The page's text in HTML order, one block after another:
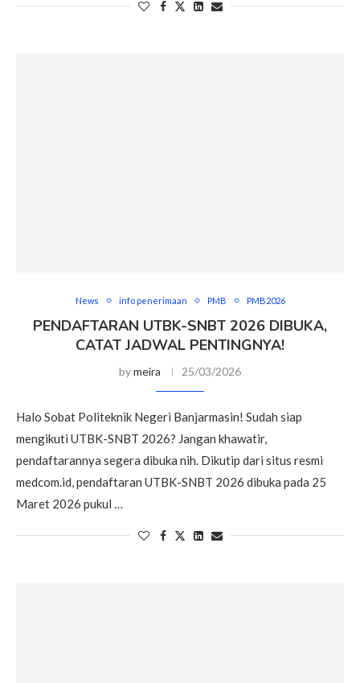
News info penerimaan PMB PMB2026
PENDAFTARAN UTBK-SNBT 2026 DIBUKA,
CATAT JADWAL PENTINGNYA!
bymeira 25/03/2026
Halo Sobat Politeknik Negeri Banjarmasin! Sudah siap
mengikuti UTBK-SNBT 2026? Jangan khawatir,
pendaftarannya segera dibuka nih. Dikutip dari situs resmi
medcom.id, pendaftaran UTBK-SNBT 2026 dibuka pada 25
Maret 2026 pukul …